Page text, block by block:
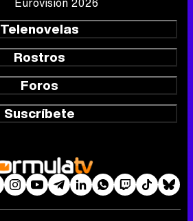
Telenovelas
Rostros
Foros
Suscríbete